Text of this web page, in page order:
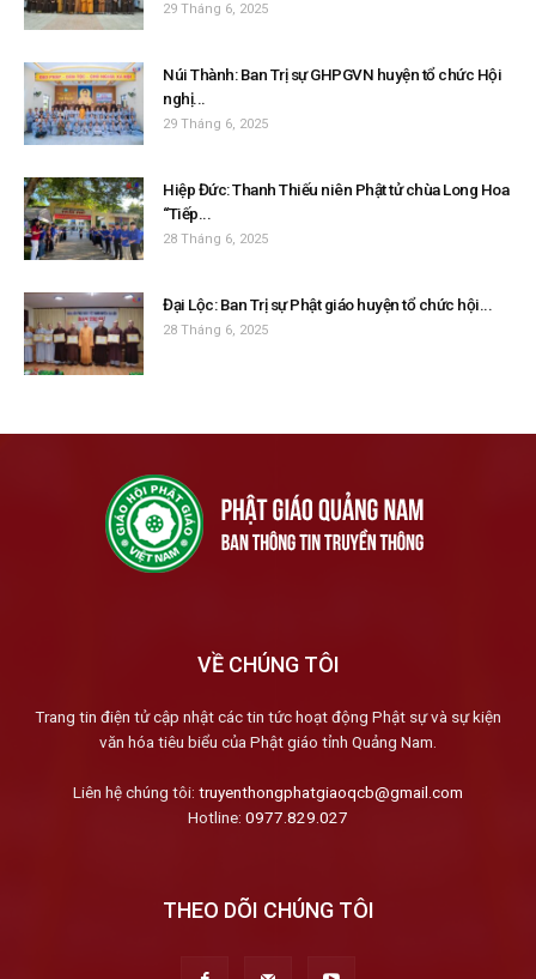
29 Tháng 6, 2025
Núi Thành: Ban Trị sự GHPGVN huyện tổ chức Hội
nghị...
29 Tháng 6, 2025
Hiệp Đức: Thanh Thiếu niên Phật tử chùa Long Hoa
“Tiếp...
28 Tháng 6, 2025
Đại Lộc: Ban Trị sự Phật giáo huyện tổ chức hội...
28 Tháng 6, 2025
VỀ CHÚNG TÔI
Trang tin điện tử cập nhật các tin tức hoạt động Phật sự và sự kiện
văn hóa tiêu biểu của Phật giáo tỉnh Quảng Nam.
Liên hệ chúng tôi: truyenthongphatgiaoqcb@gmail.com
Hotline: 0977.829.027
THEO DÕI CHÚNG TÔI